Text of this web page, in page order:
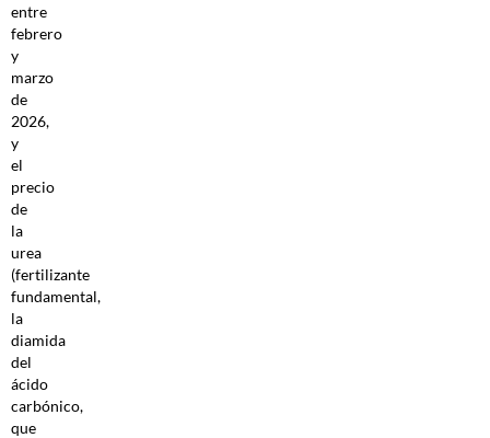
entre
febrero
y
marzo
de
2026,
y
el
precio
de
la
urea
(fertilizante
fundamental,
la
diamida
del
ácido
carbónico,
que